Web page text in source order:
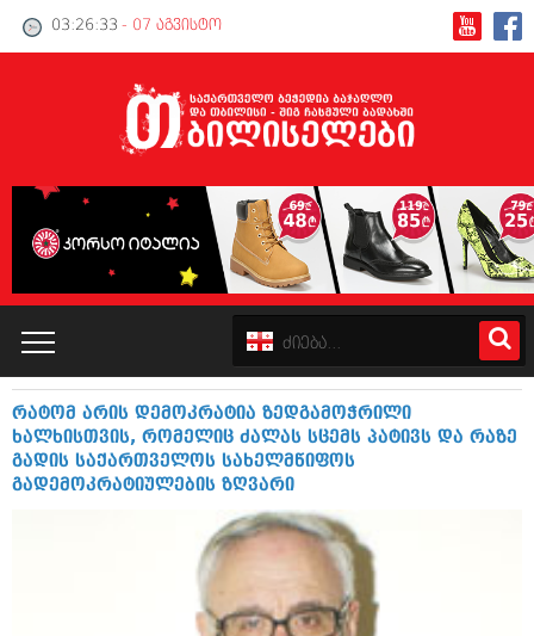
03:26:33 - 07 აგვისტო
კატალოგი
პოლიტიკა
რატომ არის დემოკრატია ზედგამოჭრილი
ხალხისთვის, რომელიც ძალას სცემს პატივს და რაზე
გადის საქართველოს სახელმწიფოს
გადემოკრატიულების ზღვარი